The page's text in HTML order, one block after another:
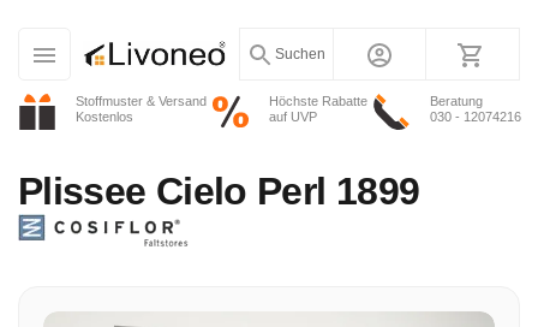
Stoffmuster & Versand
Kostenlos
Höchste Rabatte
auf UVP
Beratung
030 - 12074216
Suchen
Plissee Cielo Perl 1899